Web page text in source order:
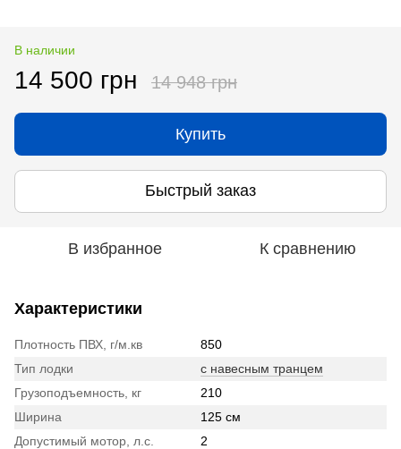
В наличии
14 500 грн 14 948 грн
Купить
Быстрый заказ
В избранное К сравнению
Характеристики
Плотность ПВХ, г/м.кв
850
Тип лодки
с навесным транцем
Грузоподъемность, кг
210
Ширина
125 см
Допустимый мотор, л.с.
2